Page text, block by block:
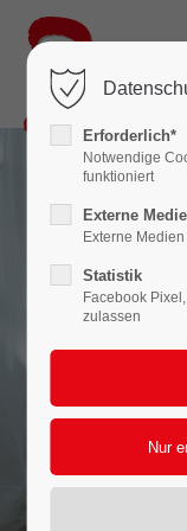
Login
Benutzername
Passwort
Lorem ipsum
Erforderlich*
Notwendige
funktioniert
Externe
Externe
Statistik
Facebook
zulassen